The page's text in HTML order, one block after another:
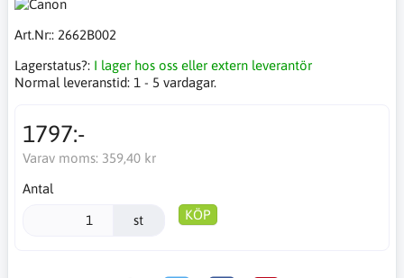
Art.Nr:: 2662B002
Lagerstatus?: I lager hos oss eller extern leverantör
Normal leveranstid: 1 - 5 vardagar.
1797:-
Varav moms: 359,40 kr
Antal
st KÖP